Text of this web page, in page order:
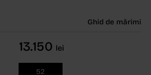
Ghid de mărimi
13.150 lei
52